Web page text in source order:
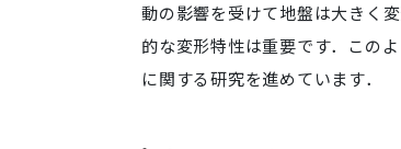
動の影響を受けて地盤は大きく
的な変形特性は重要です．この
に関する研究を進めています．